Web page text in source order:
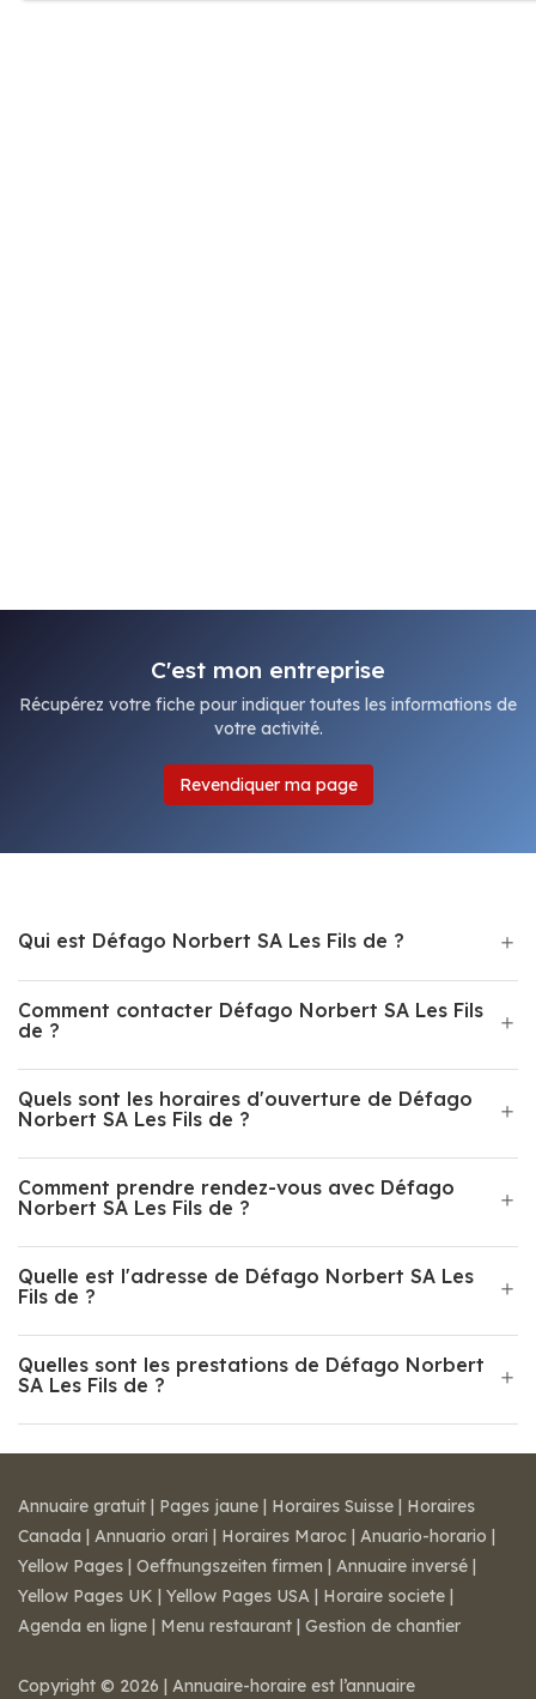
C'est mon entreprise
Récupérez votre fiche pour indiquer toutes les informations de
votre activité.
Revendiquer ma page
Qui est Défago Norbert SA Les Fils de ?
Comment contacter Défago Norbert SA Les Fils
de ?
Quels sont les horaires d'ouverture de Défago
Norbert SA Les Fils de ?
Comment prendre rendez-vous avec Défago
Norbert SA Les Fils de ?
Quelle est l'adresse de Défago Norbert SA Les
Fils de ?
Quelles sont les prestations de Défago Norbert
SA Les Fils de ?
Annuaire gratuit | Pages jaune | Horaires Suisse | Horaires
Canada | Annuario orari | Horaires Maroc | Anuario-horario |
Yellow Pages | Oeffnungszeiten firmen | Annuaire inversé |
Yellow Pages UK | Yellow Pages USA | Horaire societe |
Agenda en ligne | Menu restaurant | Gestion de chantier
Copyright © 2026 | Annuaire-horaire est l’annuaire